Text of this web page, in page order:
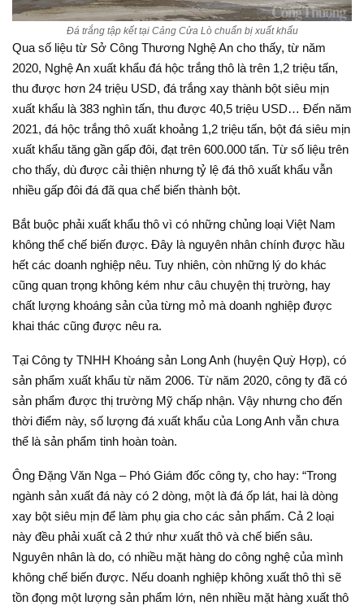
Đá trắng tập kết tại Cảng Cửa Lò chuẩn bị xuất khẩu
Qua số liệu từ Sở Công Thương Nghệ An cho thấy, từ năm
2020, Nghệ An xuất khẩu đá hộc trắng thô là trên 1,2 triệu tấn,
thu được hơn 24 triệu USD, đá trắng xay thành bột siêu mịn
xuất khẩu là 383 nghìn tấn, thu được 40,5 triệu USD… Đến năm
2021, đá hộc trắng thô xuất khoảng 1,2 triệu tấn, bột đá siêu mịn
xuất khẩu tăng gần gấp đôi, đạt trên 600.000 tấn. Từ số liệu trên
cho thấy, dù được cải thiện nhưng tỷ lệ đá thô xuất khẩu vẫn
nhiều gấp đôi đá đã qua chế biến thành bột.
Bắt buộc phải xuất khẩu thô vì có những chủng loại Việt Nam
không thể chế biến được. Đây là nguyên nhân chính được hầu
hết các doanh nghiệp nêu. Tuy nhiên, còn những lý do khác
cũng quan trọng không kém như câu chuyện thị trường, hay
chất lượng khoáng sản của từng mỏ mà doanh nghiệp được
khai thác cũng được nêu ra.
Tại Công ty TNHH Khoáng sản Long Anh (huyện Quỳ Hợp), có
sản phẩm xuất khẩu từ năm 2006. Từ năm 2020, công ty đã có
sản phẩm được thị trường Mỹ chấp nhận. Vậy nhưng cho đến
thời điểm này, số lượng đá xuất khẩu của Long Anh vẫn chưa
thể là sản phẩm tinh hoàn toàn.
Ông Đặng Văn Nga – Phó Giám đốc công ty, cho hay: “Trong
ngành sản xuất đá này có 2 dòng, một là đá ốp lát, hai là dòng
xay bột siêu mịn để làm phụ gia cho các sản phẩm. Cả 2 loại
này đều phải xuất cả 2 thứ như xuất thô và chế biến sâu.
Nguyên nhân là do, có nhiều mặt hàng do công nghệ của mình
không chế biến được. Nếu doanh nghiệp không xuất thô thì sẽ
tồn đọng một lượng sản phẩm lớn, nên nhiều mặt hàng xuất thô